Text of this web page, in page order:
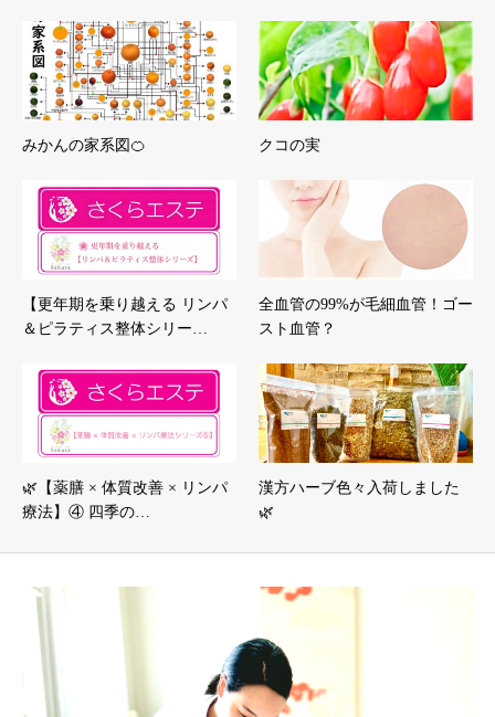
みかんの家系図🍊 クコの実
【更年期を乗り越える リンパ
＆ピラティス整体シリー…
全血管の99%が毛細血管！ゴー
スト血管？
🌿【薬膳 × 体質改善 × リンパ
療法】④ 四季の…
漢方ハーブ色々入荷しました
🌿